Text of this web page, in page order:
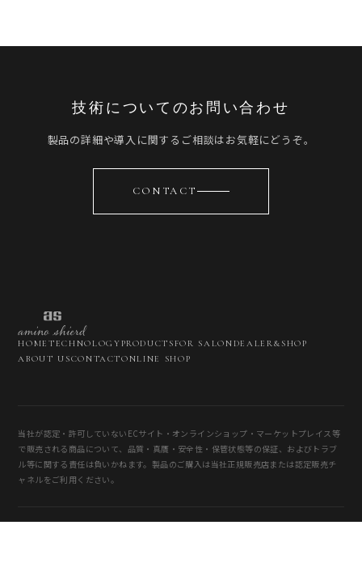
技術についてのお問い合わせ
製品の詳細や導入に関するご相談はお気軽にどうぞ。
CONTACT
HOME TECHNOLOGYPRODUCTSFOR SALONDEALER&SHOP
ABOUT USCONTACTONLINE SHOP
当社が認定・許可していないECサイト・オンラインショップ・マーケットプレイス等
で販売される商品について、品質・真贋・安全性・保管状態等の保証、およびトラブ
ル等に関する責任は負いかねます。製品のご購入は当社正規販売店または認定販売チ
ャネルをご利用ください。